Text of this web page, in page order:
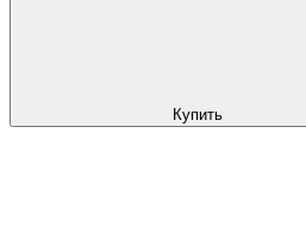
Купить